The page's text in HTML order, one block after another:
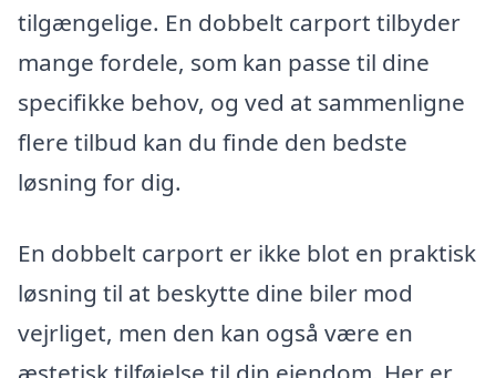
tilgængelige. En dobbelt carport tilbyder
mange fordele, som kan passe til dine
specifikke behov, og ved at sammenligne
flere tilbud kan du finde den bedste
løsning for dig.
En dobbelt carport er ikke blot en praktisk
løsning til at beskytte dine biler mod
vejrliget, men den kan også være en